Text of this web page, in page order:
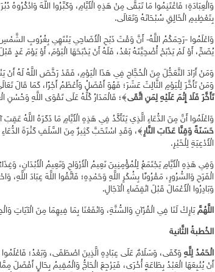
وَالْعِبَادَةِ؛ فَاغْتَنِمُوا مَا تَبَقَّى مِنْ هَذِهِ الْأَيَّامِ، وَكَبِّرُوا اللَّهَ
بِتَعْظِيمِ الْخَالِقِ سُبْحَانَهُ وَتَعَالَى.
وَاعْلَمُوا -رَحِمَكُمُ اللَّهُ- أَنَّ وَقْتَ ذَبْحِ الْأَضَاحِي يَنْتَهِي بِغُرُوبِ
يُضَحِّ، أَوْ لَمْ يَذْبَحْ أُضْحِيَّتَهُ بَعْدُ، فَلَهُ أَنْ يَذْبَحَهَا الْيَوْمَ، أَوْ يَوْمَ
وَمَنْ أَرَادَ التَّعَجُّلَ مِنَ الْحُجَّاجِ فِي هَذَا الْيَوْمِ، فَقَدْ رَخَّصَ اللَّهُ لَهُ أَنْ
وَمَنْ تَأَخَّرَ لِلْيَوْمِ الثَّالِثَ عَشَرَ؛ فَهُوَ أَفْضَلُ وَأَعْظَمُ أَجْرًا، كَمَا قَالَ
تَأَخَّرَ فَلَا إِثْمَ عَلَيْهِ لِمَنِ اتَّقَى﴾؛ فَالْمَدَارُ كُلُّهُ عَلَى تَقْوَى اللَّهِ وَحُسْنِ
وَاعْلَمُوا أَنَّ مِنَ الدُّعَاءِ الَّذِي يَتَأَكَّدُ فِي هَذِهِ الْأَيَّامِ مَا ذَكَرَهُ اللَّهُ عَقِبَ
حَسَنَةً وَقِنَّا عَذَابَ النَّارِ﴾، وَقَدِ اسْتَحَبَّ كَثِيرٌ مِنَ السَّلَفِ كَثْرَةَ الدُّعَاءِ
الْأَدْعِيَةِ لِلْخَيْرِ.
وَفِي هَذِهِ الْأَيَّامِ يَجْتَمَعُ لِلْمُؤْمِنِينَ نَعِيمُ الْأَرْوَاحِ وَنَعِيمُ الْأَبْدَانِ،
الْفَرَحِ وَالسُّرُورِ، مَقْرُونًا بِشُكْرِ اللَّهِ وَحَمْدِهِ؛ فَاتَّقُوا اللَّهَ عِبَادَ اللَّهِ،
وَبَادِرُوا الْأَعْمَالَ قَبْلَ انْقِضَاءِ الْآجَالِ.
اللَّهُمَّبَارِكْ لَنَا فِي الْقُرْآنِ وَالسُّنَّةِ، وَانْفَعْنَا بِمَا فِيهِمَا مِنَ الْآيَاتِ
الخُطبةُ الثَّانية
الْحَمْدُ لِلَّهِ وَكَفَى، وَسَلَامٌ عَلَى عِبَادِهِ الَّذِينَ اصْطَفَى، وَبَعْدُ؛
أَنْ يُتْبِعَهَا الْعَبْدُ بِطَاعَةٍ أُخْرَى، فَيَرْجِعَ الْحَاجُّ وَالْمُقِيمُ بِحَالٍ أَفْضَلَ